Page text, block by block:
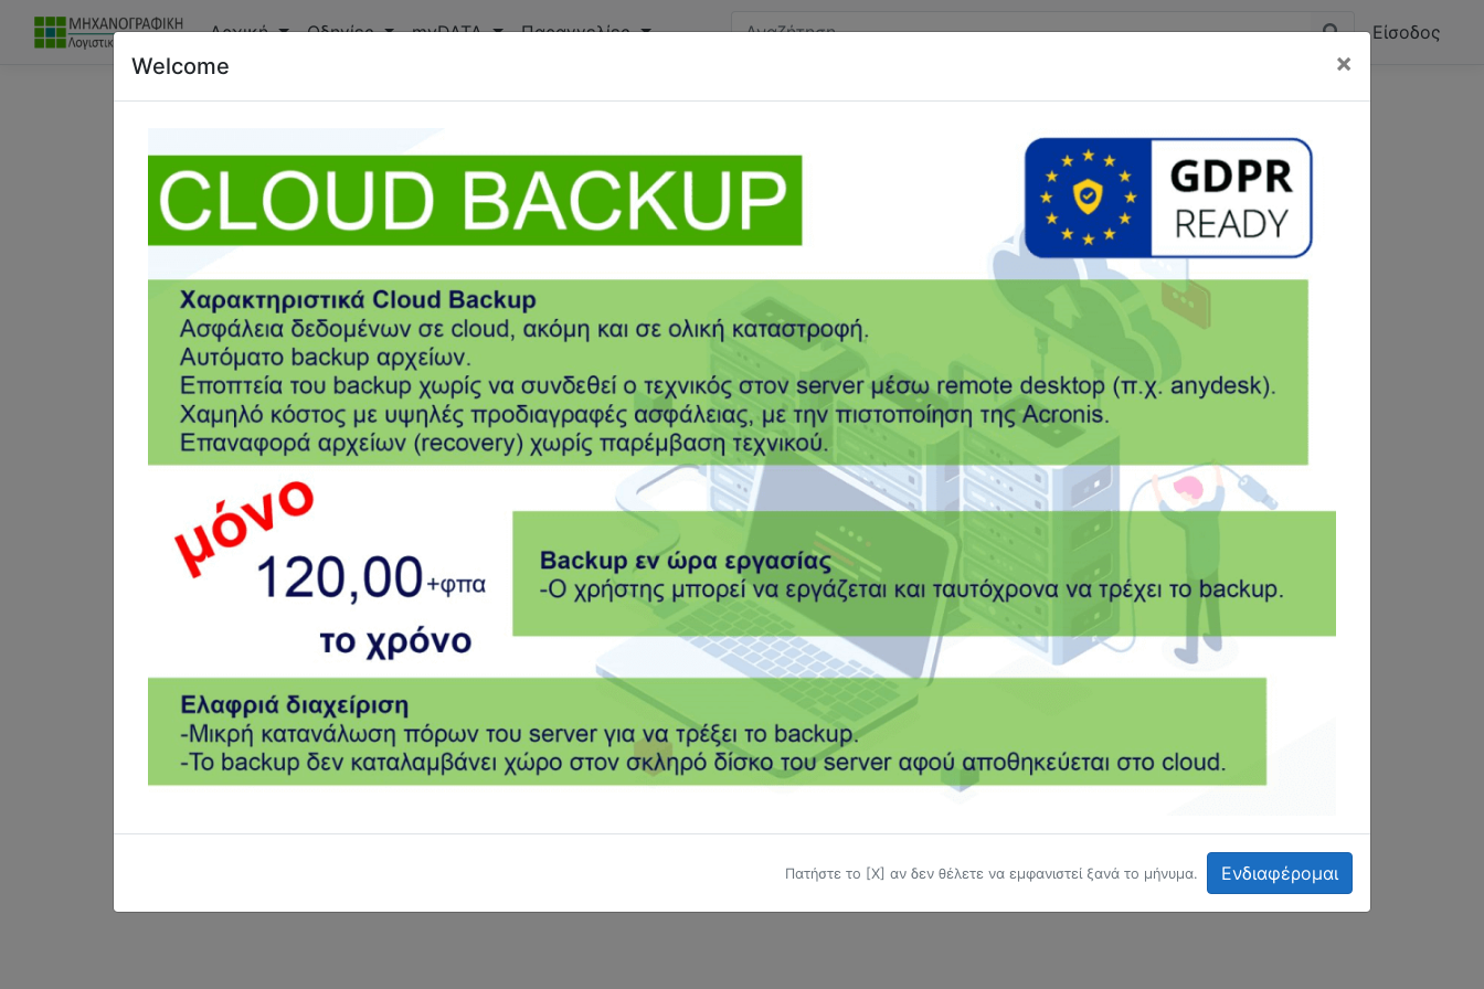
Είσοδος
Αρχική Οδηγίες myDATA Παραγγελίες
Επικοινωνία
Μηχανογραφική λογιστικών γραφείων Ο.Ε.
Σημεία εξυπηρέτησης μέσω συνεργατών
ΜΑΚΕΔΟΝΙΑ & ΗΠΕΙΡΟΣ
Ισοκράτους 10
Βέροια Ημαθίας, 59100
23323-03060
info@mlg.gr
ΚΡΗΤΗ
Λ. Παπαναστασίου 199
Ηράκλειο Κρήτης, 71409
2810-344276
efins@foukarakis.gr
ΑΘΗΝΑ - ΠΕΙΡΑΙΑΣ - ΠΟΡΟΣ
Ερμού 18
Αθήνα, 10563
210-4537979
doskaristeam@yahoo.gr
www.mlg.gr
ΑΙΤΩΛΟΑΚΑΡΝΑΝΙΑ
Μάρκου Μπότσαρη 7
Αγρίνιο, 30100
26410-23524
spokappas@yahoo.gr
www.mlg.gr
Για να επικοινωνήσετε μαζί μας:
Αν είσαστε υπάρχων συνδρομητής παρακαλούμε συμπληρώστε μια νέααίτηση υποστήριξης.
Αν ενδιαφέρεστε να γίνετε συνδρομητής στείλτε μας μήνυμα στο
info@mlg.gr.
Welcome ×
Πατήστε το [Χ] αν δεν θέλετε να εμφανιστεί ξανά το μήνυμα. Ενδιαφέρομαι